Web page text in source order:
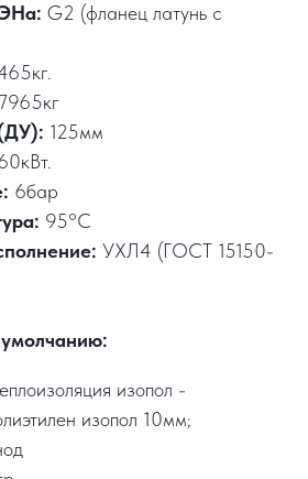
G2 (фланец латунь с
7965кг
125мм
6бар
95°C
УХЛ4 (ГОСТ 15150-
изопол -
изопол 10мм;